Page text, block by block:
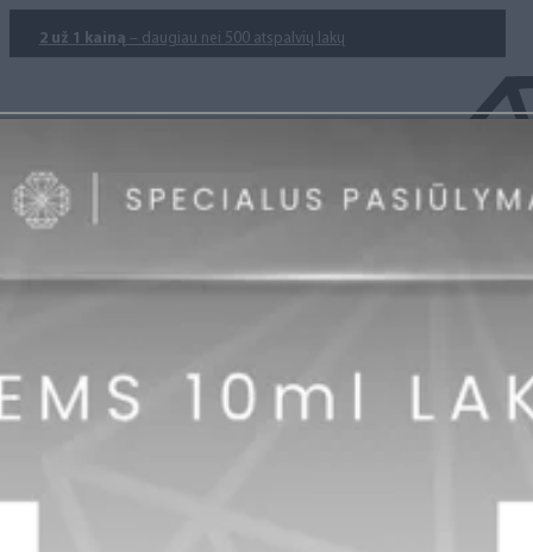
2 už 1 kainą – daugiau nei 500 atspalvių lakų